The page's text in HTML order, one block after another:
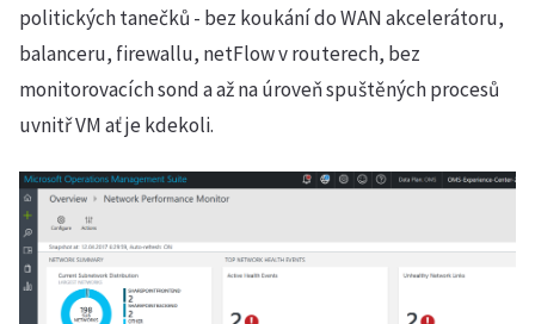
politických tanečků - bez koukání do WAN akcelerátoru,
balanceru, firewallu, netFlow v routerech, bez
monitorovacích sond a až na úroveň spuštěných procesů
uvnitř VM ať je kdekoli.